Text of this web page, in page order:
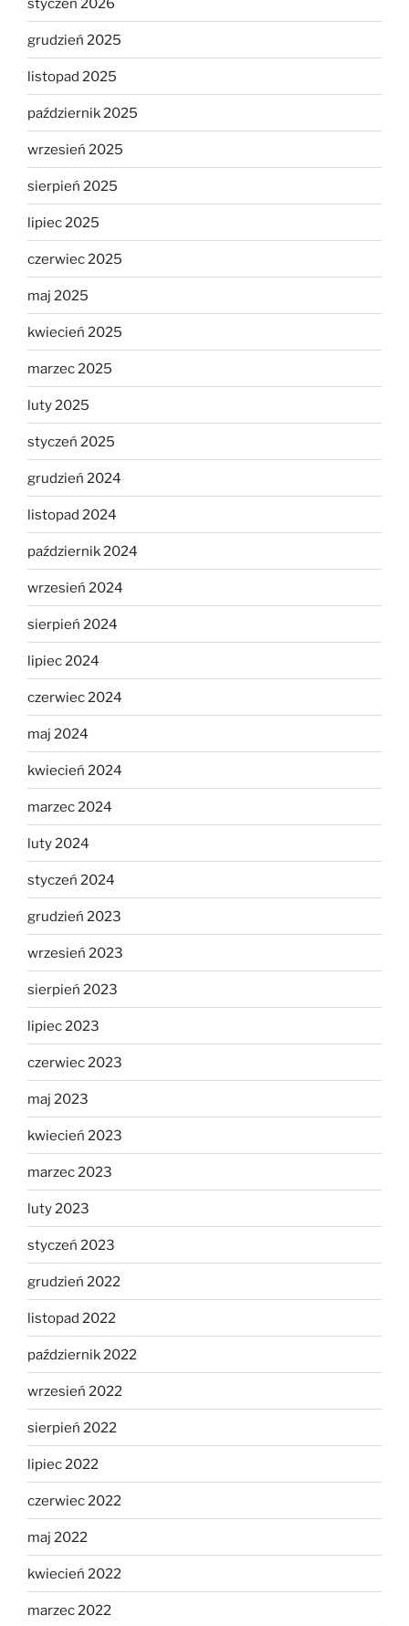
styczeń 2026
grudzień 2025
listopad 2025
październik 2025
wrzesień 2025
sierpień 2025
lipiec 2025
czerwiec 2025
maj 2025
kwiecień 2025
marzec 2025
luty 2025
styczeń 2025
grudzień 2024
listopad 2024
październik 2024
wrzesień 2024
sierpień 2024
lipiec 2024
czerwiec 2024
maj 2024
kwiecień 2024
marzec 2024
luty 2024
styczeń 2024
grudzień 2023
wrzesień 2023
sierpień 2023
lipiec 2023
czerwiec 2023
maj 2023
kwiecień 2023
marzec 2023
luty 2023
styczeń 2023
grudzień 2022
listopad 2022
październik 2022
wrzesień 2022
sierpień 2022
lipiec 2022
czerwiec 2022
maj 2022
kwiecień 2022
marzec 2022